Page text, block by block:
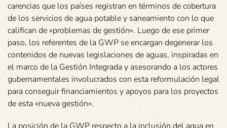
carencias que los países registran en términos de cobertura
de los servicios de agua potable y saneamiento con lo que
califican de «problemas de gestión». Luego de ese primer
paso, los referentes de la GWP se encargan degenerar los
contenidos de nuevas legislaciones de aguas, inspiradas en
el marco de la Gestión Integrada y asesorando a los actores
gubernamentales involucrados con esta reformulación legal
para conseguir financiamientos y apoyos para los proyectos
de esta «nueva gestión».